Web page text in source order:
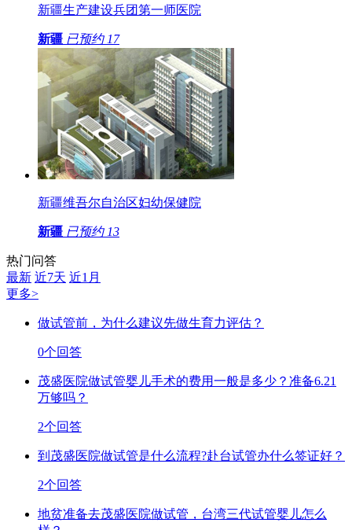
新疆生产建设兵团第一师医院
新疆 已预约 17
新疆维吾尔自治区妇幼保健院
新疆 已预约 13
热门问答
最新 近7天 近1月
更多>
做试管前，为什么建议先做生育力评估？
0个回答
茂盛医院做试管婴儿手术的费用一般是多少？准备6.21
万够吗？
2个回答
到茂盛医院做试管是什么流程?赴台试管办什么签证好？
2个回答
地贫准备去茂盛医院做试管，台湾三代试管婴儿怎么